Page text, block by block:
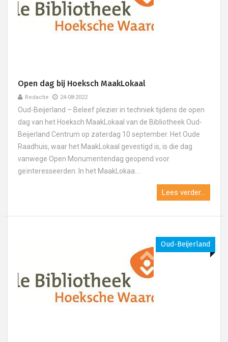
Open dag bij Hoeksch MaakLokaal
Redactie 24-08-2022
Oud-Beijerland – Beleef plezier in techniek tijdens de open
dag van het Hoeksch MaakLokaal van de Bibliotheek Oud-
Beijerland Centrum op zaterdag 10 september. Het Oude
Raadhuis, waar het MaakLokaal gevestigd is, is die dag
vanwege Open Monumentendag geopend voor
geïnteresseerden. In het MaakLokaa....
Lees verder...
Oud-Beijerland